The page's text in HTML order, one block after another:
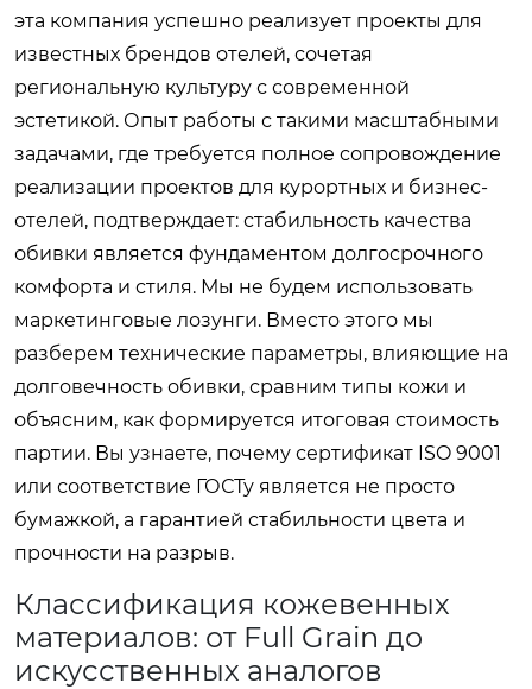
эта компания успешно реализует проекты для
известных брендов отелей, сочетая
региональную культуру с современной
эстетикой. Опыт работы с такими масштабными
задачами, где требуется полное сопровождение
реализации проектов для курортных и бизнес-
отелей, подтверждает: стабильность качества
обивки является фундаментом долгосрочного
комфорта и стиля. Мы не будем использовать
маркетинговые лозунги. Вместо этого мы
разберем технические параметры, влияющие на
долговечность обивки, сравним типы кожи и
объясним, как формируется итоговая стоимость
партии. Вы узнаете, почему сертификат ISO 9001
или соответствие ГОСТу является не просто
бумажкой, а гарантией стабильности цвета и
прочности на разрыв.
Классификация кожевенных
материалов: от Full Grain до
искусственных аналогов